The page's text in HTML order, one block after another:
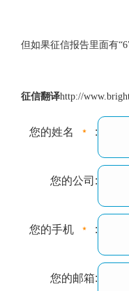
但如果征信报告里面有
征信翻译http://
您的姓名 :
您的公司:
您的手机 :
您的邮箱: